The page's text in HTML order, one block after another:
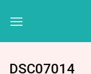
DSC07014